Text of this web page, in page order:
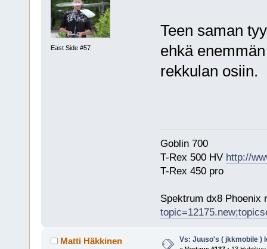
East Side #57
Teen saman
ehkä
rekkulan osiin.
Goblin 700
T-Rex 500 HV http://
T-Rex 450 pro
Spektrum dx8 Phoenix
Matti Häkkinen Vs: Juuso's ( jkkmobile )